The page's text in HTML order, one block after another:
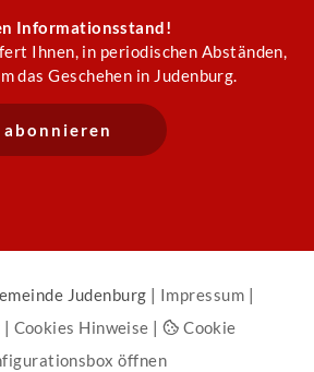
Informationsstand!
Ihnen, in periodischen Abständen,
das Geschehen in Judenburg.
Judenburg | Impressum |
| Cookies Hinweise |
Cookie
öffnen